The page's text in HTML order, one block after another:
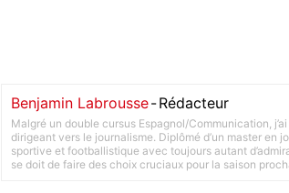
Benjamin Labrousse-Rédacteur
Malgré un double cursus Espagnol/Communication,
dirigeant vers le journalisme. Diplômé d’un master en
sportive et footballistique avec toujours autant
se doit de faire des choix cruciaux pour la saison